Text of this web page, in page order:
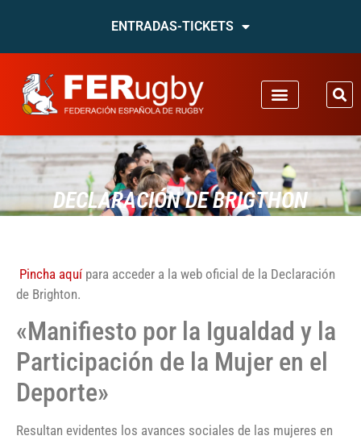
ENTRADAS-TICKETS
DECLARACIÓN DE BRIGTHON
Pincha aquípara acceder a la web oficial de la Declaración
de Brighton.
«Manifiesto por la Igualdad y la
Participación de la Mujer en el
Deporte»
Resultan evidentes los avances sociales de las mujeres en